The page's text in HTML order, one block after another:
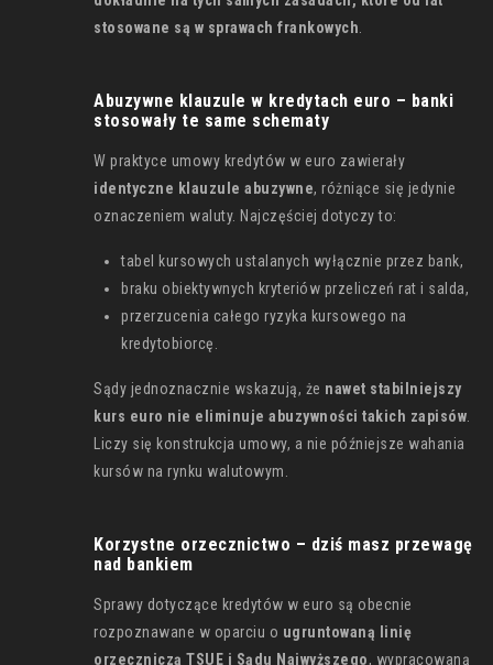
stosowane są w sprawach frankowych
Abuzywne klauzule w kredytach euro – banki
stosowały te same schematy
W praktyce umowy kredytów w euro zawierały
identyczne klauzule abuzywne, różniące się jedynie
oznaczeniem waluty. Najczęściej dotyczy to:
tabel kursowych ustalanych wyłącznie przez bank,
braku obiektywnych kryteriów przeliczeń rat i salda,
przerzucenia całego ryzyka kursowego na
kredytobiorcę.
Sądy jednoznacznie wskazują, że nawet stabilniejszy
kurs euro nie eliminuje abuzywności takich zapisów
Liczy się konstrukcja umowy, a nie późniejsze wahania
kursów na rynku walutowym.
Korzystne orzecznictwo – dziś masz przewagę
nad bankiem
Sprawy dotyczące kredytów w euro są obecnie
rozpoznawane w oparciu o ugruntowaną linię
orzeczniczą TSUE i Sądu Najwyższego, wypracowaną